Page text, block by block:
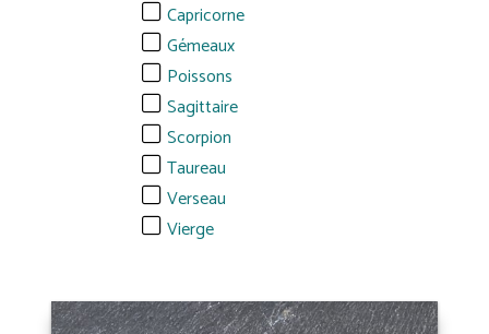
Capricorne
Gémeaux
Poissons
Sagittaire
Scorpion
Taureau
Verseau
Vierge